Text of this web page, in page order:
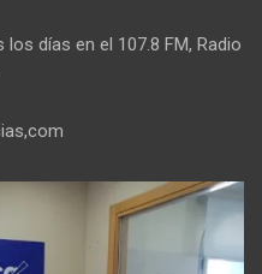
días en el 107.8 FM, Radio